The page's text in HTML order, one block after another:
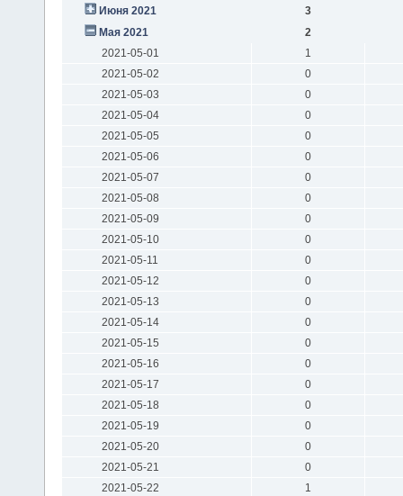
Июня 2021
3
Мая 2021
2
2021-05-01
1
2021-05-02
0
2021-05-03
0
2021-05-04
0
2021-05-05
0
2021-05-06
0
2021-05-07
0
2021-05-08
0
2021-05-09
0
2021-05-10
0
2021-05-11
0
2021-05-12
0
2021-05-13
0
2021-05-14
0
2021-05-15
0
2021-05-16
0
2021-05-17
0
2021-05-18
0
2021-05-19
0
2021-05-20
0
2021-05-21
0
2021-05-22
1